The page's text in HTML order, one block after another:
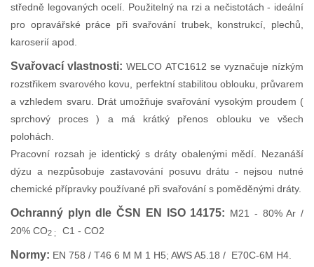
středně legovaných ocelí. Použitelný na rzi a nečistotách - ideální
pro opravářské práce při svařování trubek, konstrukcí, plechů,
karoserií apod.
Svařovací vlastnosti: WELCO ATC1612 se vyznačuje nízkým
rozstřikem svarového kovu, perfektní stabilitou oblouku, průvarem
a vzhledem svaru. Drát umožňuje svařování vysokým proudem (
sprchový proces ) a má krátký přenos oblouku ve všech
polohách.
Pracovní rozsah je identický s dráty obalenými mědí. Nezanáší
dýzu a nezpůsobuje zastavování posuvu drátu - nejsou nutné
chemické přípravky používané při svařování s poměděnými dráty.
Ochranný plyn dle ČSN EN ISO 14175: M21 - 80% Ar /
20% CO2 ; C1 - CO2
Normy: EN 758 / T46 6 M M 1 H5; AWS A5.18 / E70C-6M H4.